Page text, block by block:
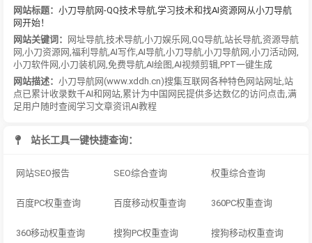
网站标题： 小刀导航网-QQ技术导航,学习技术和找AI资源网从小刀导航
网开始！
网站关键词：
网址导航 技术导航 小刀娱乐网 QQ导航 站长导航 资源导航
网 小刀资源网 福利导航 AI写作 AI导航 小刀导航 小刀导航网 小刀活动网
小刀软件网 小刀装机网 免费导航 AI绘图 AI视频剪辑 PPT一键生成
网站描述： 小刀导航网(www.xddh.cn)搜集互联网各种特色网站网址,站
点已累计收录数千AI和网站,累计为中国网民提供多达数亿的访问点击,满
足用户随时查阅学习文章资讯AI教程
站长工具一键快捷查询：
网站SEO报告 SEO综合查询 权重综合查询
百度PC权重查询 百度移动权重查询 360PC权重查询
360移动权重查询 搜狗PC权重查询 搜狗移动权重查询